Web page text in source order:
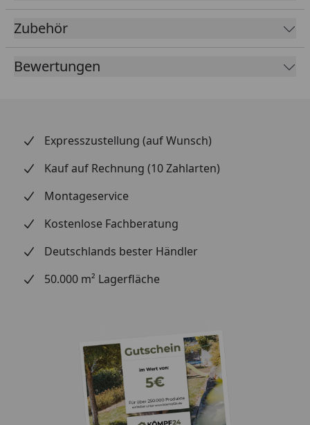
verschiedener Sortimente, Hersteller, Preisklassen
und Qualitäten ausgiebig.
Praxisnahe Tests:
Simulieren Sie den Alltag – wie
Sie ruhig mal einen Hammer fallen oder stellen Sie
dann hin. Beobachten Sie, ob sich der Stuhl in den
Schuhen, scharfe Kratzer – testen Sie, wie robust
Wand – vertikal und horizontal, um die
Esstisch oder Bett? Welche Terrassendiele passt zu
Ihren Gartenmöbeln und Pflanzkästen?
Einfache Reinigung: Prüfen Sie, wie leicht sich das
Muster reinigen lässt und ob Speisereste oder
Schmutz leicht zu entfernen sind.
Zubehör
Bewertungen
Expresszustellung (auf Wunsch)
Kauf auf Rechnung (10 Zahlarten)
Montageservice
Kostenlose Fachberatung
Deutschlands bester Händler
50.000 m² Lagerfläche